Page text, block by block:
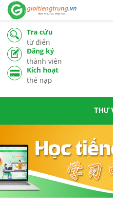
Tra cứu
từ điển
Đăng ký
thành viên
Kích hoạt
thẻ nạp
THƯ